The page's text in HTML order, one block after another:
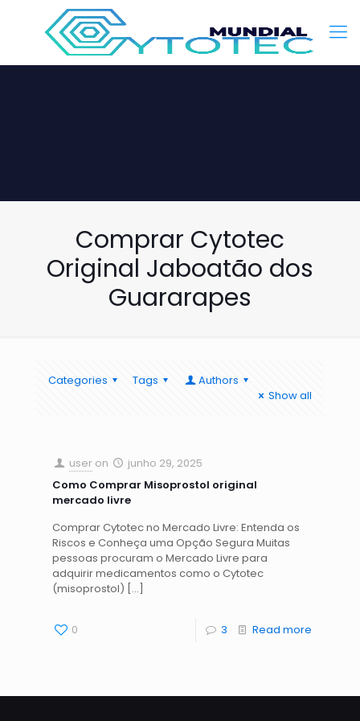
Comprar Cytotec
Original Jaboatão dos
Guararapes
Categories Tags
Authors
Show all
user on
junho 29, 2025
Como Comprar Misoprostol original
mercado livre
Comprar Cytotec no Mercado Livre: Entenda os
Riscos e Conheça uma Opção Segura Muitas
pessoas procuram o Mercado Livre para
adquirir medicamentos como o Cytotec
(misoprostol) […]
0 3 Read more